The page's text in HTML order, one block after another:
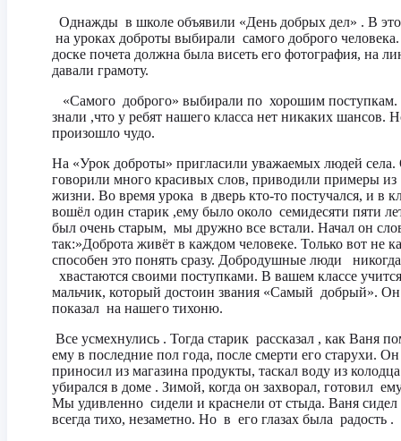
Однажды в школе объявили «День добрых дел» . В
на уроках доброты выбирали самого доброго
доске почета должна была висеть его фотография, на
давали грамоту.
«Самого доброго» выбирали по хорошим
знали ,что у ребят нашего класса нет никаких шансов.
произошло чудо.
На «Урок доброты» пригласили уважаемых людей
говорили много красивых слов, приводили примеры из
жизни. Во время урока в дверь кто-то постучался, и в
вошёл один старик ,ему было около семидесяти пяти
был очень старым, мы дружно все встали. Начал он
так:»Доброта живёт в каждом человеке. Только вот не
способен это понять сразу. Добродушные люди
хвастаются своими поступками. В вашем классе учится
мальчик, который достоин звания «Самый добрый». Он
показал на нашего тихоню.
Все усмехнулись . Тогда старик рассказал , как Ваня
ему в последние пол года, после смерти его старухи. Он
приносил из магазина продукты, таскал воду из
убирался в доме . Зимой, когда он захворал, готовил
Мы удивленно сидели и краснели от стыда. Ваня сидел
всегда тихо, незаметно. Но в его глазах была радость .